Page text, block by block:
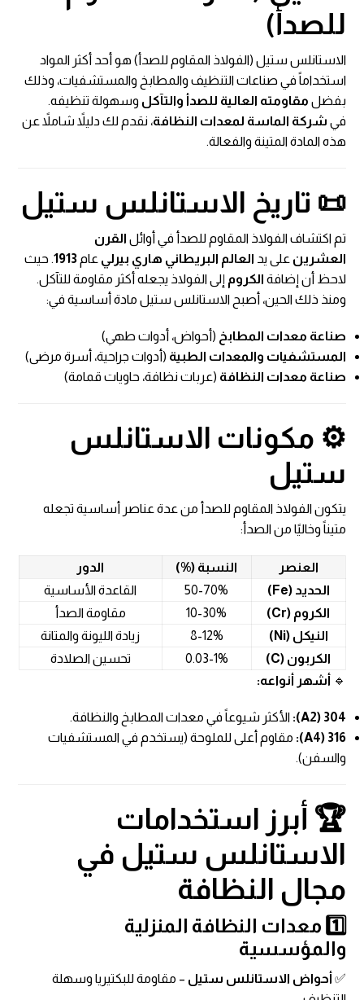
للصدأ)
الاستانلس ستيل (الفولاذ المقاوم للصدأ) هو أحد أكثر المواد
استخداماً في صناعات التنظيف والمطابخ والمستشفيات، وذلك
بفضل مقاومته العالية للصدأ والتآكل وسهولة تنظيفه.
في شركة الماسة لمعدات النظافة، نقدم لك دليلاً شاملاً عن
هذه المادة المتينة والفعالة.
📜 تاريخ الاستانلس ستيل
تم اكتشاف الفولاذ المقاوم للصدأ في أوائل القرن
العشرين على يد العالم البريطاني هاري بيرلي عام1913. حيث
لاحظ أن إضافة الكروم إلى الفولاذ يجعله أكثر مقاومة للتآكل.
ومنذ ذلك الحين، أصبح الاستانلس ستيل مادة أساسية في:
صناعة معدات المطابخ (أحواض، أدوات طهي)
المستشفيات والمعدات الطبية (أدوات جراحية، أسرة مرضى)
صناعة معدات النظافة (عربات نظافة، حاويات قمامة)
⚙️ مكونات الاستانلس
ستيل
يتكون الفولاذ المقاوم للصدأ من عدة عناصر أساسية تجعله
متيناً وخاليًا من الصدأ:
العنصر النسبة (%)
الدور
الحديد (Fe)
50-70%
القاعدة الأساسية
الكروم (Cr)
10-30%
مقاومة الصدأ
النيكل (Ni)
8-12%
زيادة الليونة والمتانة
الكربون (C)
0.03-1%
تحسين الصلادة
🔹 أشهر أنواعه:
304 (A2):
الأكثر شيوعاً في معدات المطابخ والنظافة.
316 (A4):
مقاوم أعلى للملوحة (يستخدم في المستشفيات
والسفن).
🏆 أبرز استخدامات
الاستانلس ستيل في
مجال النظافة
1️⃣ معدات النظافة المنزلية
والمؤسسية
✅ أحواض الاستانلس ستيل – مقاومة للبكتيريا وسهلة